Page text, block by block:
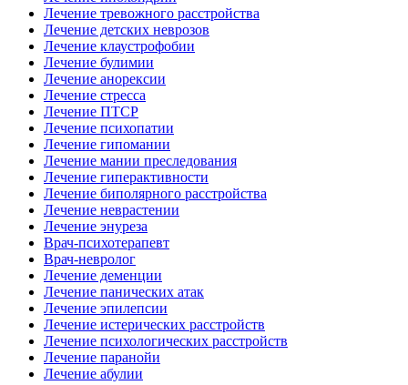
Лечение тревожного расстройства
Лечение детских неврозов
Лечение клаустрофобии
Лечение булимии
Лечение анорексии
Лечение стресса
Лечение ПТСР
Лечение психопатии
Лечение гипомании
Лечение мании преследования
Лечение гиперактивности
Лечение биполярного расстройства
Лечение неврастении
Лечение энуреза
Врач-психотерапевт
Врач-невролог
Лечение деменции
Лечение панических атак
Лечение эпилепсии
Лечение истерических расстройств
Лечение психологических расстройств
Лечение паранойи
Лечение абулии